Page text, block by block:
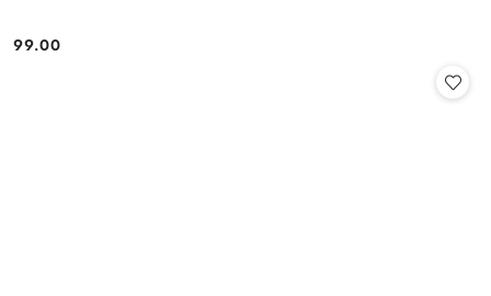
Cena:
99.00